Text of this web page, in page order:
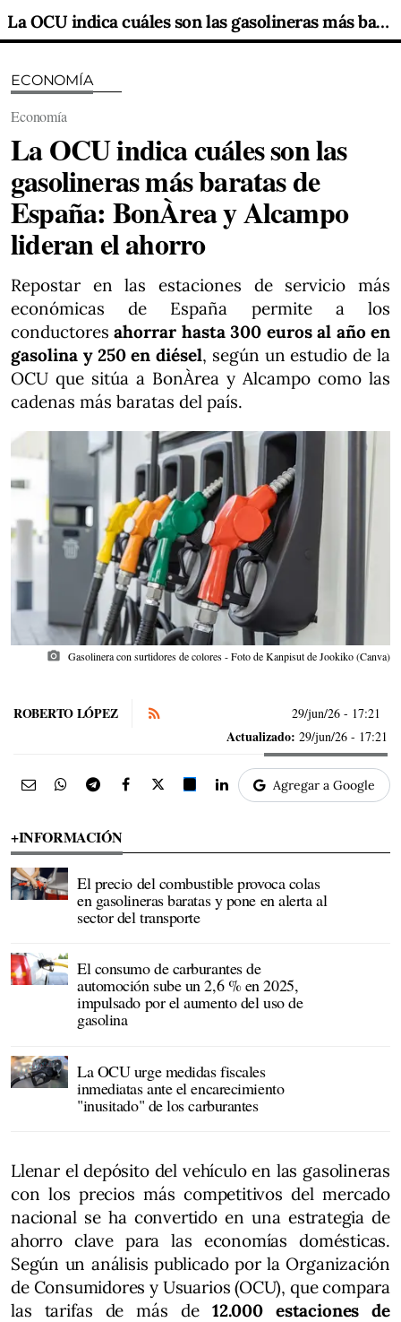
La OCU indica cuáles son las gasolineras más baratas de España: BonÀrea y Alcampo lideran el ahorro
ECONOMÍA
Economía
La OCU indica cuáles son las
gasolineras más baratas de
España: BonÀrea y Alcampo
lideran el ahorro
Repostar en las estaciones de servicio más
económicas de España permite a los
conductoresahorrar hasta 300 euros al año en
gasolina y 250 en diésel, según un estudio de la
OCU que sitúa a BonÀrea y Alcampo como las
cadenas más baratas del país.
photo_camera Gasolinera con surtidores de colores - Foto de Kanpisut de Jookiko (Canva)
ROBERTO LÓPEZ 29/jun/26 - 17:21
Actualizado: 29/jun/26 - 17:21
Agregar a Google
+INFORMACIÓN
El precio del combustible provoca colas
en gasolineras baratas y pone en alerta al
sector del transporte
El consumo de carburantes de
automoción sube un 2,6 % en 2025,
impulsado por el aumento del uso de
gasolina
La OCU urge medidas fiscales
inmediatas ante el encarecimiento
"inusitado" de los carburantes
Llenar el depósito del vehículo en las gasolineras
con los precios más competitivos del mercado
nacional se ha convertido en una estrategia de
ahorro clave para las economías domésticas.
Según un análisis publicado por la Organización
de Consumidores y Usuarios (OCU), que compara
las tarifas de más de12.000 estaciones de